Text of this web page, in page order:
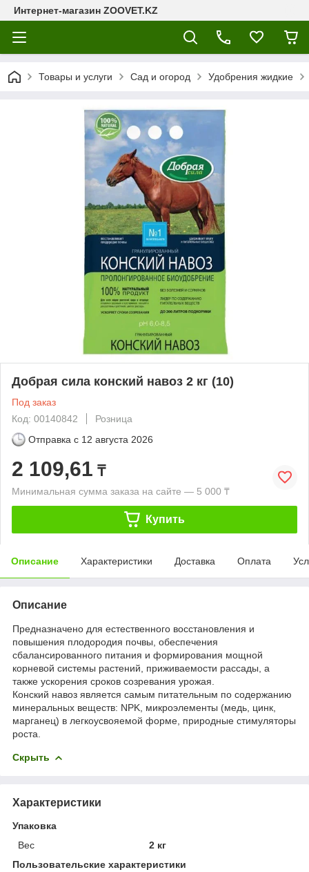
Интернет-магазин ZOOVET.KZ
Товары и услуги Сад и огород Удобрения жидкие
Добрая сила конский навоз 2 кг (10)
Под заказ
Код: 00140842
Розница
Отправка с 12 августа 2026
2 109,61 ₸
Минимальная сумма заказа на сайте — 5 000 ₸
Купить
Описание Характеристики Доставка Оплата
Описание
Предназначено для естественного восстановления и
повышения плодородия почвы, обеспечения
сбалансированного питания и формирования мощной
корневой системы растений, приживаемости рассады, а
также ускорения сроков созревания урожая.
Конский навоз является самым питательным по содержанию
минеральных веществ: NPK, микроэлементы (медь, цинк,
марганец) в легкоусвояемой форме, природные стимуляторы
роста.
Скрыть
Характеристики
Упаковка
Вес
2 кг
Пользовательские характеристики